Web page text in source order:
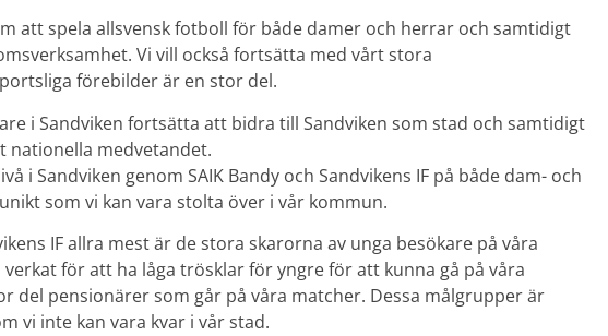
att spela allsvensk fotboll för både damer och herrar och samtidigt
Vi vill också fortsätta med vårt stora
förebilder är en stor del.
i Sandviken fortsätta att bidra till Sandviken som stad och samtidigt
nationella medvetandet.
i Sandviken genom SAIK Bandy och Sandvikens IF på både dam- och
som vi kan vara stolta över i vår kommun.
IF allra mest är de stora skarorna av unga besökare på våra
för att ha låga trösklar för yngre för att kunna gå på våra
del pensionärer som går på våra matcher. Dessa målgrupper är
vi inte kan vara kvar i vår stad.